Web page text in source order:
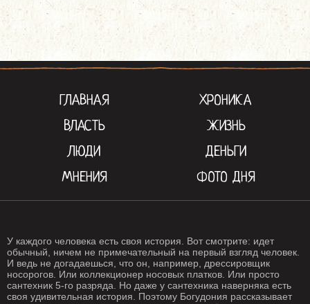
ГЛАВНАЯ
ХРОНИКА
ВЛАСТЬ
ЖИЗНЬ
ЛЮДИ
ДЕНЬГИ
МНЕНИЯ
ФОТО ДНЯ
У каждого человека есть своя история. Вот смотрите: идет
обычный, ничем не примечательный на первый взгляд человек.
И ведь не догадаешься, что он, например, дрессировщик
носорогов. Или коллекционер носовых платков. Или просто
сантехник 5-го разряда. Но даже у сантехника наверняка есть
своя удивительная история. Поэтому Богудония рассказывает